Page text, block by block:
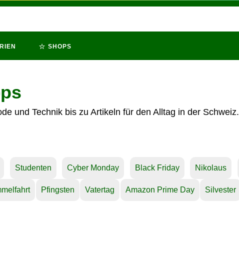
⭐ SHOPS
und Technik bis zu Artikeln für den Alltag in der Schweiz.
Studenten Cyber Monday Black Friday Nikolaus
Pfingsten Vatertag Amazon Prime Day Silvester